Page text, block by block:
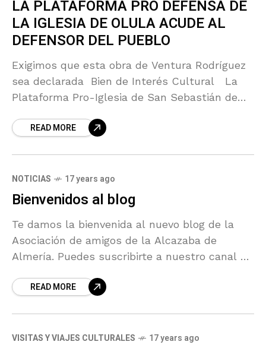
LA PLATAFORMA PRO DEFENSA DE
LA IGLESIA DE OLULA ACUDE AL
DEFENSOR DEL PUEBLO
Exigimos que esta obra de Ventura Rodríguez
sea declarada Bien de Interés Cultural La
Plataforma Pro-Iglesia de San Sebastián de
del
READ MORE
NOTICIAS 17 years ago
Bienvenidos al blog
Te damos la bienvenida al nuevo blog de la
Asociación de amigos de la Alcazaba de
Almería. Puedes suscribirte a nuestro canal de
READ MORE
VISITAS Y VIAJES CULTURALES 17 years ago